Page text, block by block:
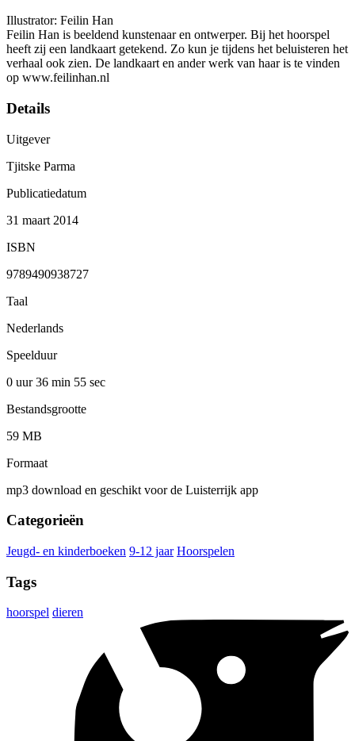
Illustrator: Feilin Han
Feilin Han is beeldend kunstenaar en ontwerper. Bij het hoorspel
heeft zij een landkaart getekend. Zo kun je tijdens het beluisteren het
verhaal ook zien. De landkaart en ander werk van haar is te vinden
op www.feilinhan.nl
Details
Uitgever
Tjitske Parma
Publicatiedatum
31 maart 2014
ISBN
9789490938727
Taal
Nederlands
Speelduur
0 uur 36 min 55 sec
Bestandsgrootte
59 MB
Formaat
mp3 download en geschikt voor de Luisterrijk app
Categorieën
Jeugd- en kinderboeken 9-12 jaar Hoorspelen
Tags
hoorspel dieren